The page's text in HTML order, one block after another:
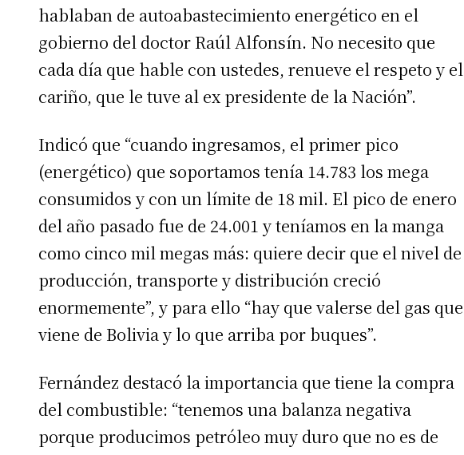
hablaban de autoabastecimiento energético en el
gobierno del doctor Raúl Alfonsín. No necesito que
cada día que hable con ustedes, renueve el respeto y el
cariño, que le tuve al ex presidente de la Nación”.
Indicó que “cuando ingresamos, el primer pico
(energético) que soportamos tenía 14.783 los mega
consumidos y con un límite de 18 mil. El pico de enero
del año pasado fue de 24.001 y teníamos en la manga
como cinco mil megas más: quiere decir que el nivel de
producción, transporte y distribución creció
enormemente”, y para ello “hay que valerse del gas que
viene de Bolivia y lo que arriba por buques”.
Fernández destacó la importancia que tiene la compra
del combustible: “tenemos una balanza negativa
porque producimos petróleo muy duro que no es de